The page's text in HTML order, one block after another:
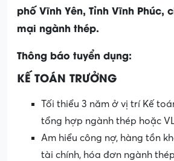
phố Vĩnh Yên, Tỉnh Vĩnh Phúc,
mại ngành thép.
Thông báo tuyển dụng:
KẾ TOÁN TRƯỞNG
Tối thiểu 3 năm ở vị trí Kế
tổng hợp ngành thép hoặc
Am hiểu công nợ, hàng tồn
tài chính, hóa đơn ngành